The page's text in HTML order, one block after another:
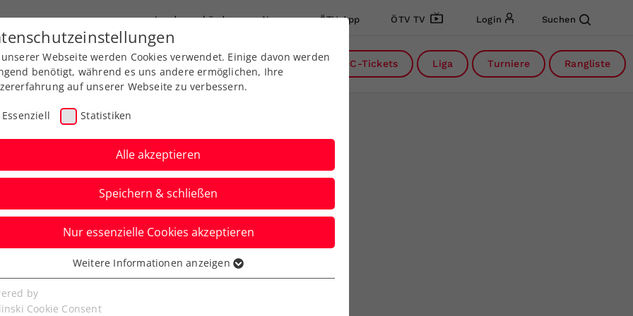
Landesverbände News ÖTV App ÖTV TV Login Suchen
Ausbildung Services Über uns DC-Tickets Liga Turniere Rangliste
zum letzten
Trauer um Axel
Webseite werden Cookies verwendet. Einige davon werden
benötigt, während es uns andere ermöglichen, Ihre
auf unserer Webseite zu verbessern.
Essenziell Statistiken
Alle akzeptieren
Speichern & schließen
Nur essenzielle Cookies akzeptieren
Cookies werden für grundlegende Funktionen der
benötigt. Dadurch ist gewährleistet, dass die Webseite
Weitere Informationen anzeigen
by
Cookie Consent